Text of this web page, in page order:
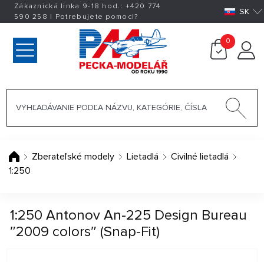
Zákaznická linka 9-18 hod.:+420 774
590 258 | Potrebujete pomoci? SK
0
Zberateľské modely Lietadlá
Civilné lietadlá
1:250
1:250 Antonov An-225 Design Bureau
″2009 colors″ (Snap-Fit)